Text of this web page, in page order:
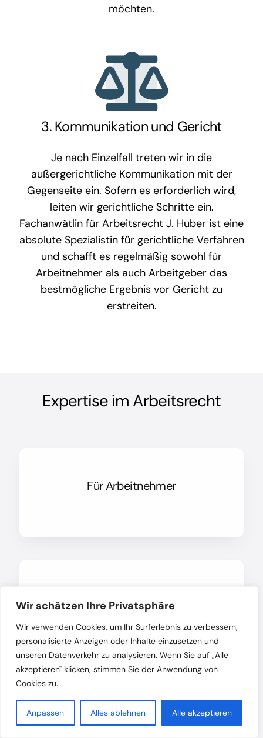
Wir schätzen Ihre Privatsphäre
Wir verwenden Cookies, um Ihr Surferlebnis zu verbessern,
personalisierte Anzeigen oder Inhalte einzusetzen und
unseren Datenverkehr zu analysieren. Wenn Sie auf „Alle
akzeptieren" klicken, stimmen Sie der Anwendung von
Cookies zu.
Anpassen Alles ablehnen Alle akzeptieren
möchten.
3. Kommunikation und Gericht
Je nach Einzelfall treten wir in die
außergerichtliche Kommunikation mit der
Gegenseite ein. Sofern es erforderlich wird,
leiten wir gerichtliche Schritte ein.
Fachanwätlin für Arbeitsrecht J. Huber ist eine
absolute Spezialistin für gerichtliche Verfahren
und schafft es regelmäßig sowohl für
Arbeitnehmer als auch Arbeitgeber das
bestmögliche Ergebnis vor Gericht zu
erstreiten.
Expertise im Arbeitsrecht
Für Arbeitnehmer
Kündigung und
Kündigungsschutzklage,
insbesondere bei: fristlose
Kündigung, außerordentliche
Kündigung, ordentliche Kündigung,
personenbedingte Kündigung,
verhaltensbedingte Kündigung,
betriebliche Kündigung